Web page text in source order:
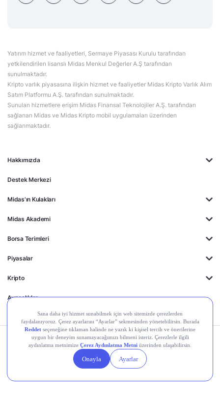
Hakkımızda
Destek Merkezi
Midas'ın Kulakları
Midas Akademi
Borsa Terimleri
Piyasalar
Kripto
Ayrıcalıklar
Yatırım hizmet ve faaliyetleri, Sermaye Piyasası Kurulu tarafından
yetkilendirilen lisanslı Midas Menkul Değerler A.Ş tarafından
sunulmaktadır.
Kripto varlık piyasasına ilişkin hizmet ve faaliyetler Midas Kripto Varlık Alım
Satım Platformu A.Ş. tarafından sunulmaktadır.
Sunulan hizmetlere erişim Midas Finansal Teknolojiler A.Ş. tarafından
sağlanan Midas ve Midas Kripto mobil uygulamaları üzerinden
sağlanmaktadır.
Kişisel Verilerin
Gizlilik
Politikası
Yasal
Duyurular
Çerez